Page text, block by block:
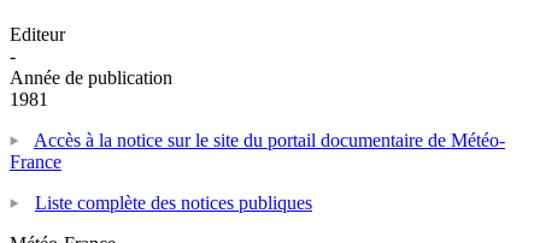
Editeur
-
Année de publication
1981
Accès à la notice sur le site du portail documentaire de Météo-
France
Liste complète des notices publiques